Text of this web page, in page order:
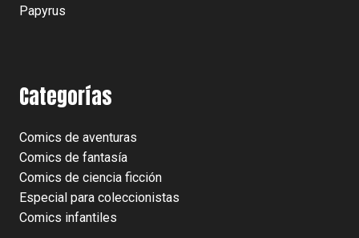
Papyrus
Categorías
Comics de aventuras
Comics de fantasía
Comics de ciencia ficción
Especial para coleccionistas
Comics infantiles